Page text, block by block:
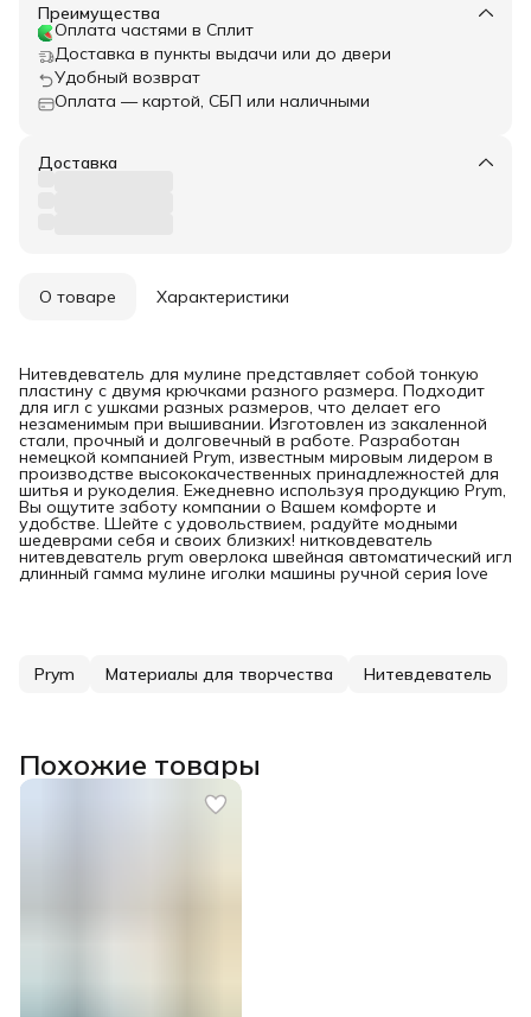
Преимущества
Оплата частями в Сплит
Доставка в пункты выдачи или до двери
Удобный возврат
Оплата — картой, СБП или наличными
Доставка
О товаре Характеристики
Нитевдеватель для мулине представляет собой тонкую
пластину с двумя крючками разного размера. Подходит
для игл с ушками разных размеров, что делает его
незаменимым при вышивании. Изготовлен из закаленной
стали, прочный и долговечный в работе. Разработан
немецкой компанией Prym, известным мировым лидером в
производстве высококачественных принадлежностей для
шитья и рукоделия. Ежедневно используя продукцию Prym,
Вы ощутите заботу компании о Вашем комфорте и
удобстве. Шейте с удовольствием, радуйте модными
шедеврами себя и своих близких! нитковдеватель
нитевдеватель prym оверлока швейная автоматический игл
длинный гамма мулине иголки машины ручной серия love
Prym Материалы для творчества Нитевдеватель
Похожие товары